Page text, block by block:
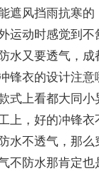
遮风挡雨抗寒
运动时感觉到
水又要透气，
锋衣的设计注意
式上看都大同
上，好的冲锋
水不透气，那
不防水那肯定